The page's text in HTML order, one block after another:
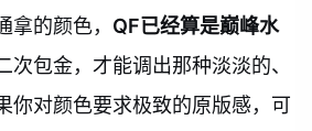
拿的颜色， QF已经算是巅峰水
次包金，才能调出那种淡淡的、
你对颜色要求极致的原版感，可